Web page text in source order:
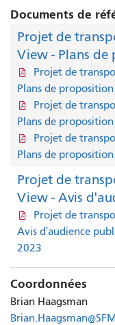
Documents de
Projet de
View - Plans
Projet de
Plans de
Projet de
Plans de
Projet de
Plans de
Projet de
View - Avis
Projet de
Avis d'audience
2023
Coordonnées
Brian Haagsman